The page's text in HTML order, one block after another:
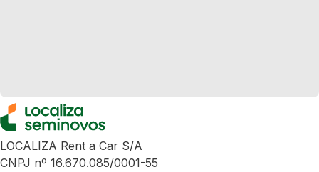
LOCALIZA Rent a Car S/A
CNPJ nº 16.670.085/0001-55